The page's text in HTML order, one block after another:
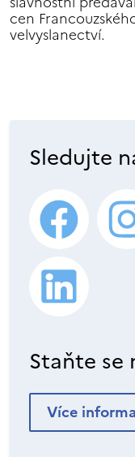
cen
velvyslanectví.
Sledujte
Staňte se
Více